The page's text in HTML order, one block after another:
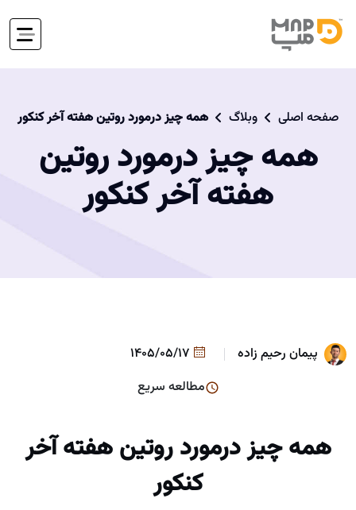
صفحه اصلی وبلاگ همه چیز درمورد روتین هفته آخر کنکور
همه چیز درمورد روتین
هفته آخر کنکور
پیمان رحیم زاده
مطالعه سریع
همه چیز درمورد روتین هفته آخر
کنکور